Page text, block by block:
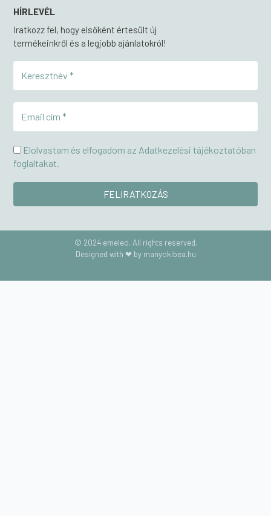
HÍRLEVÉL
Iratkozz fel, hogy elsőként értesült új
termékeinkről és a legjobb ajánlatokról!
Elolvastam és elfogadom az Adatkezelési tájékoztatóban
foglaltakat.
© 2024 emeleo. All rights reserved.
Designed with ❤ by manyokibea.hu